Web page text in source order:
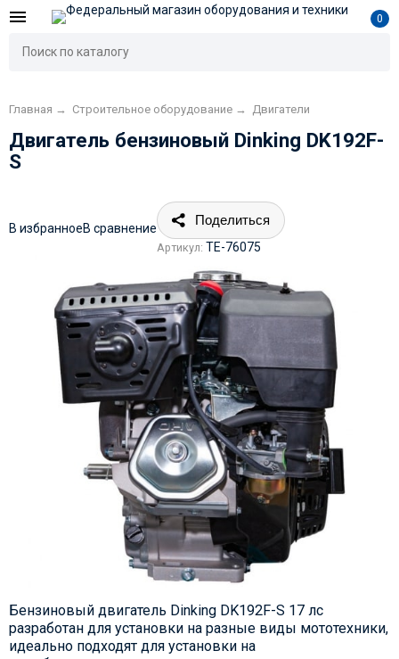
0
Главная → Строительное оборудование → Двигатели
Двигатель бензиновый Dinking DK192F-
S
В избранноеВ сравнение
Поделиться
Артикул: TE-76075
Бензиновый двигатель Dinking DK192F-S 17 лс
разработан для установки на разные виды мототехники,
идеально подходят для установки на